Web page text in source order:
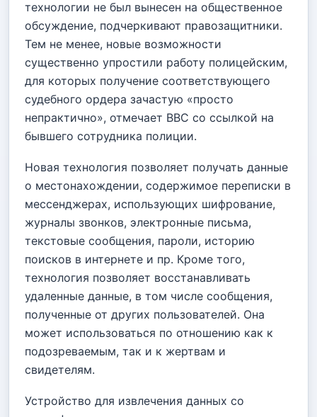
технологии не был вынесен на общественное
обсуждение, подчеркивают правозащитники.
Тем не менее, новые возможности
существенно упростили работу полицейским,
для которых получение соответствующего
судебного ордера зачастую «просто
непрактично», отмечает BBC со ссылкой на
бывшего сотрудника полиции.
Новая технология позволяет получать данные
о местонахождении, содержимое переписки в
мессенджерах, использующих шифрование,
журналы звонков, электронные письма,
текстовые сообщения, пароли, историю
поисков в интернете и пр. Кроме того,
технология позволяет восстанавливать
удаленные данные, в том числе сообщения,
полученные от других пользователей. Она
может использоваться по отношению как к
подозреваемым, так и к жертвам и
свидетелям.
Устройство для извлечения данных со